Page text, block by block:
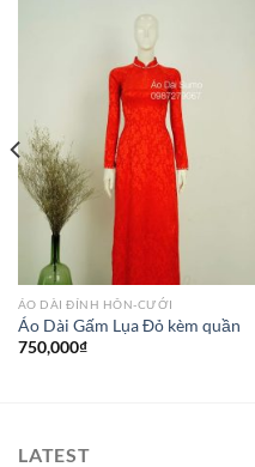
ÁO DÀI ĐÍNH HÔN-CƯỚI
Áo Dài Gấm Lụa Đỏ kèm quần
750,000₫
LATEST